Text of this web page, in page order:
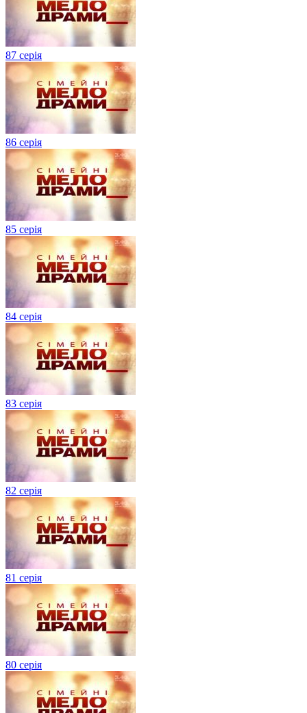
87 серія
86 серія
85 серія
84 серія
83 серія
82 серія
81 серія
80 серія